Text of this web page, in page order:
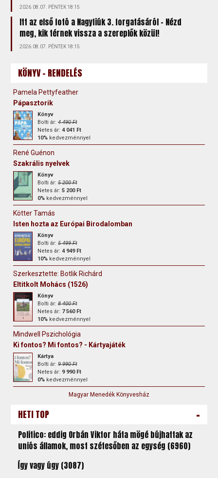
2026.08.07. PÉNTEK 18:15
Itt az első fotó a Nagyfiúk 3. forgatásáról – Nézd
meg, kik térnek vissza a szereplők közül!
2026.08.07. PÉNTEK 18:15
KÖNYV - RENDELÉS
Pamela Pettyfeather
Pápasztorik
Könyv
Bolti ár:4 490 Ft
Netes ár:4 041 Ft
10% kedvezménnyel
René Guénon
Szakrális nyelvek
Könyv
Bolti ár:5 200 Ft
Netes ár:5 200 Ft
0% kedvezménnyel
Kötter Tamás
Isten hozta az Európai Birodalomban
Könyv
Bolti ár:5 499 Ft
Netes ár:4 949 Ft
10% kedvezménnyel
Szerkesztette: Botlik Richárd
Eltitkolt Mohács (1526)
Könyv
Bolti ár:8 400 Ft
Netes ár: 7 560 Ft
10% kedvezménnyel
Mindwell Pszichológia
Ki fontos? Mi fontos? - Kártyajáték
Kártya
Bolti ár:9 990 Ft
Netes ár: 9 990 Ft
0% kedvezménnyel
Magyar Menedék Könyvesház
HETI TOP -
Politico: eddig Orbán Viktor háta mögé bújhattak az
uniós államok, most szétesőben az egység (6960)
Így vagy úgy (3087)